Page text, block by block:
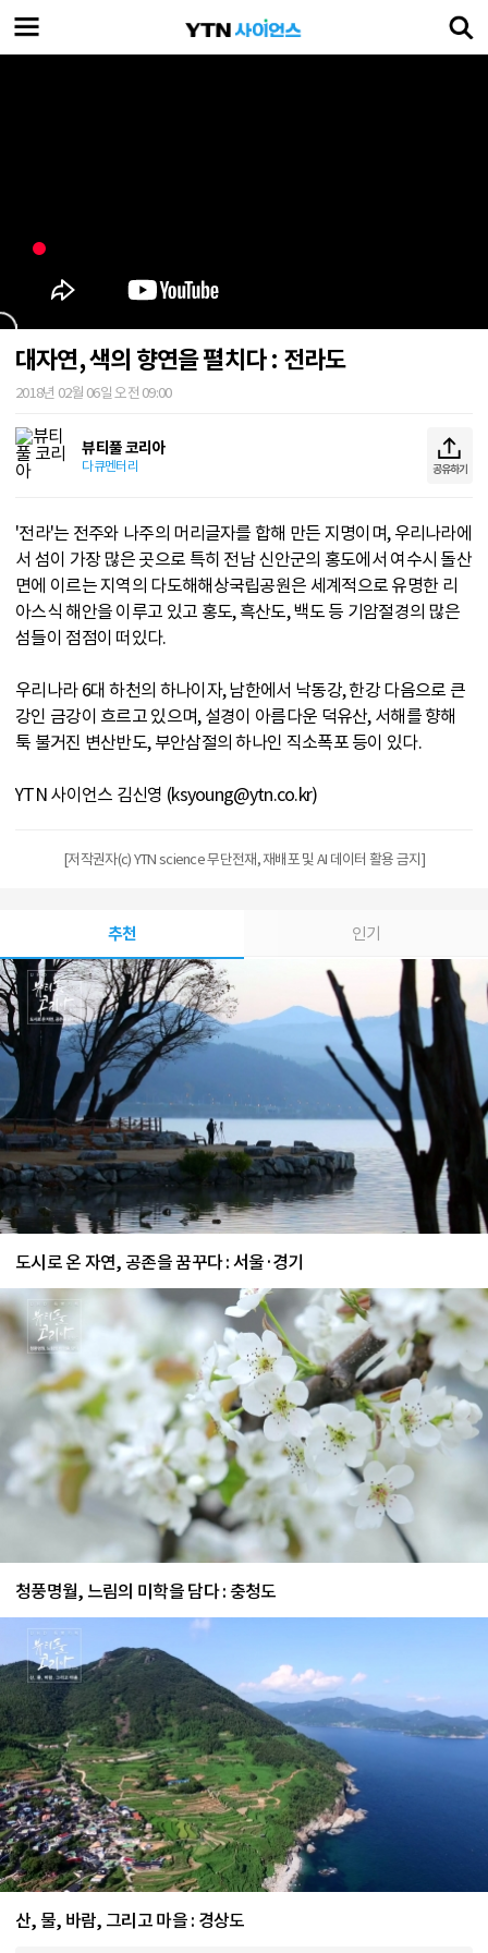
대자연, 색의 향연을 펼치다 : 전라도
2018년 02월 06일 오전 09:00
뷰티풀 코리아
다큐멘터리 공유하기
'전라'는 전주와 나주의 머리글자를 합해 만든 지명이며, 우리나라에
서 섬이 가장 많은 곳으로 특히 전남 신안군의 홍도에서 여수시 돌산
면에 이르는 지역의 다도해해상국립공원은 세계적으로 유명한 리
아스식 해안을 이루고 있고 홍도, 흑산도, 백도 등 기암절경의 많은
섬들이 점점이 떠있다.
우리나라 6대 하천의 하나이자, 남한에서 낙동강, 한강 다음으로 큰
강인 금강이 흐르고 있으며, 설경이 아름다운 덕유산, 서해를 향해
툭 불거진 변산반도, 부안삼절의 하나인 직소폭포 등이 있다.
YTN 사이언스 김신영 (ksyoung@ytn.co.kr)
[저작권자(c) YTN science 무단전재, 재배포 및 AI 데이터 활용 금지]
추천 인기
도시로 온 자연, 공존을 꿈꾸다 : 서울·경기
청풍명월, 느림의 미학을 담다 : 충청도
산, 물, 바람, 그리고 마을 : 경상도